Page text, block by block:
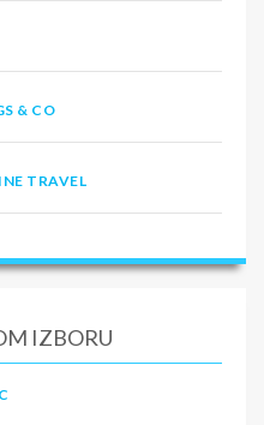
& CO
TRAVEL
IZBORU